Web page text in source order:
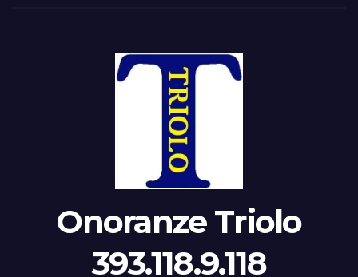
Onoranze Triolo
393.118.9.118